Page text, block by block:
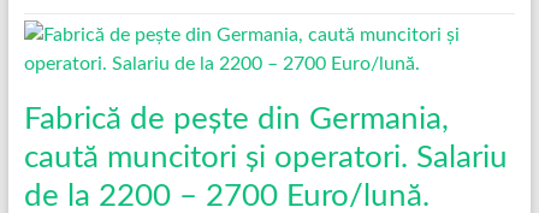
Fabrică de pește din Germania,
caută muncitori și operatori. Salariu
de la 2200 – 2700 Euro/lună.